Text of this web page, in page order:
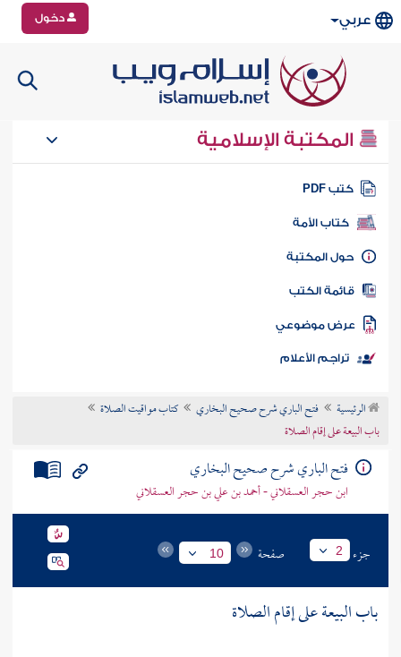
عربي دخول
المكتبة الإسلامية
كتب PDF
كتاب الأمة
المكتبة
الكتب
موضوعي
تراجم الأعلام
الرئيسية فتح الباري شرح صحيح البخاري
كتاب مواقيت الصلاة
باب البيعة على إقام الصلاة
فتح الباري شرح صحيح البخاري
ابن حجر العسقلاني - أحمد بن علي بن حجر العسقلاني
جزء 2 صفحة 10
باب البيعة على إقام الصلاة